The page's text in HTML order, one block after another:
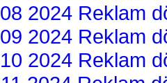
08 2024 Reklam
09 2024 Reklam
10 2024 Reklam